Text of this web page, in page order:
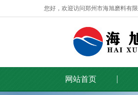
您好，欢迎访问郑州市海旭磨料有
网站首页